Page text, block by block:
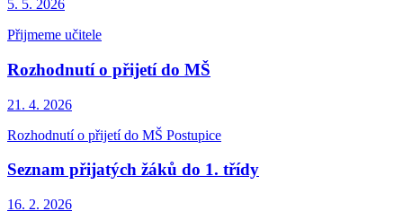
5. 5. 2026
Přijmeme učitele
Rozhodnutí o přijetí do MŠ
21. 4. 2026
Rozhodnutí o přijetí do MŠ Postupice
Seznam přijatých žáků do 1. třídy
16. 2. 2026